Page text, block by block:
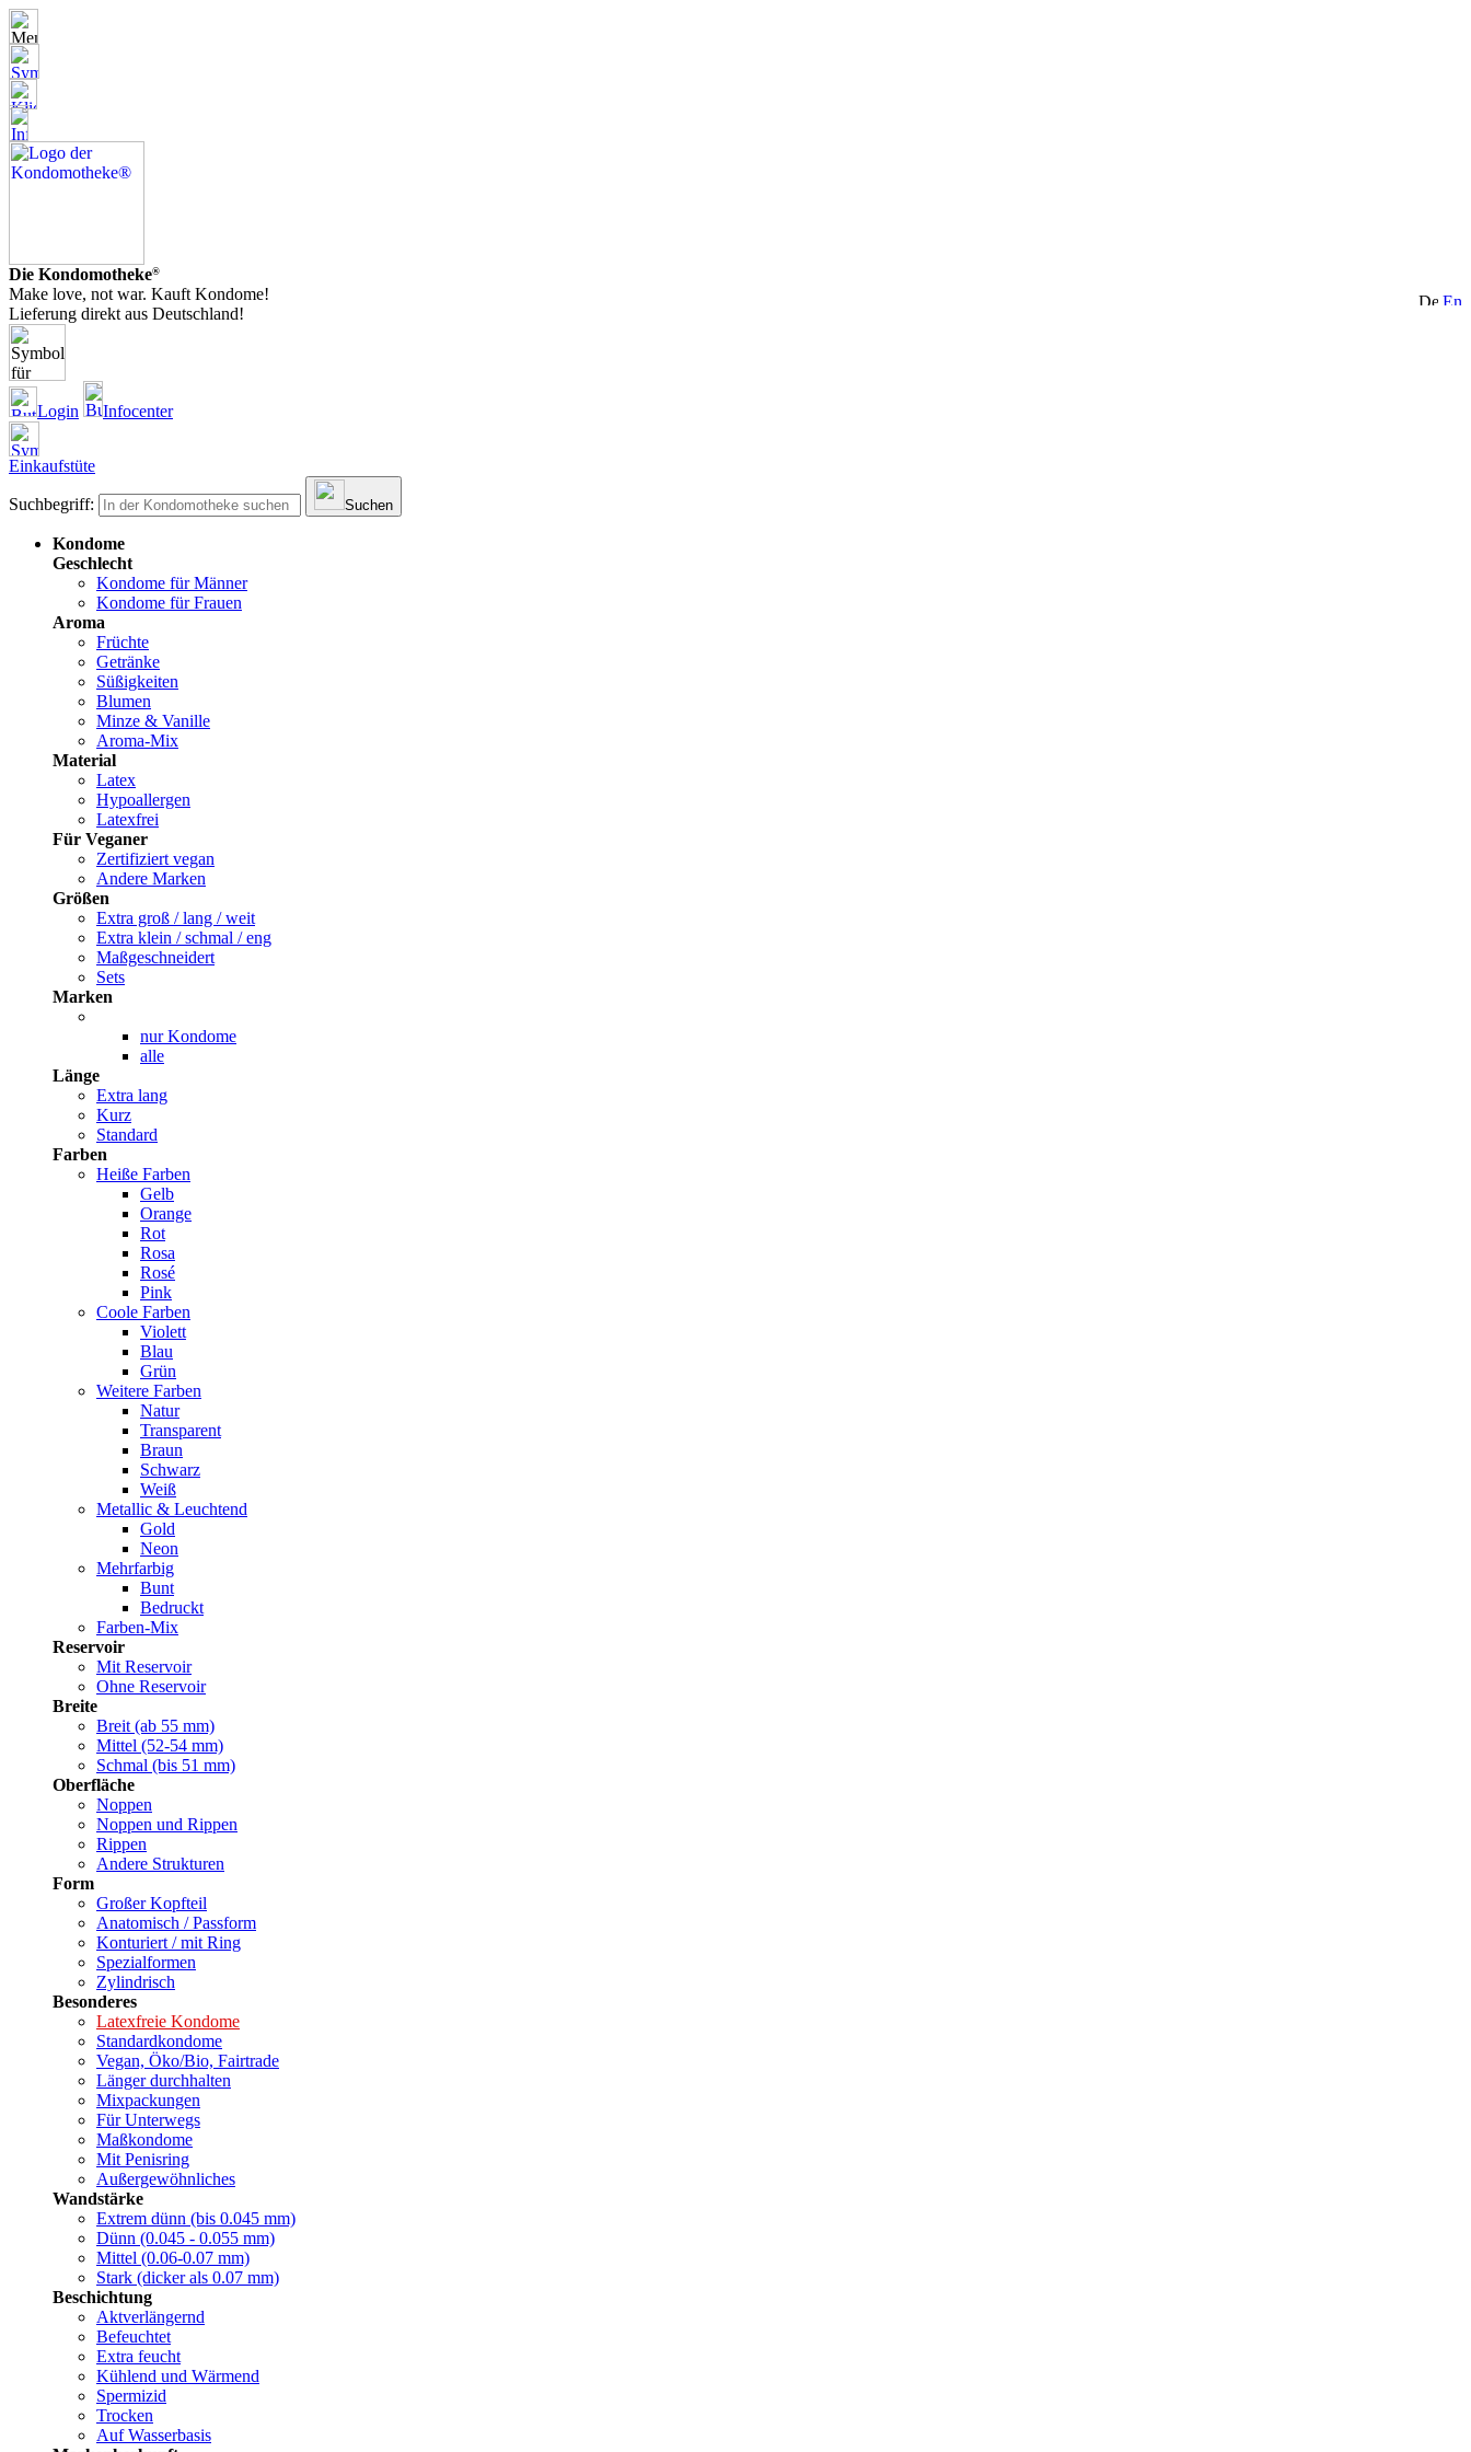
Die Kondomotheke®
Make love, not war. Kauft Kondome!
Lieferung direkt aus Deutschland!
Login Infocenter
Einkaufstüte
Suchbegriff: Suchen
Kondome
Geschlecht
Kondome für Männer
Kondome für Frauen
Aroma
Früchte
Getränke
Süßigkeiten
Blumen
Minze & Vanille
Aroma-Mix
Material
Latex
Hypoallergen
Latexfrei
Für Veganer
Zertifiziert vegan
Andere Marken
Größen
Extra groß / lang / weit
Extra klein / schmal / eng
Maßgeschneidert
Sets
Marken
nur Kondome
alle
Länge
Extra lang
Kurz
Standard
Farben
Heiße Farben
Gelb
Orange
Rot
Rosa
Rosé
Pink
Coole Farben
Violett
Blau
Grün
Weitere Farben
Natur
Transparent
Braun
Schwarz
Weiß
Metallic & Leuchtend
Gold
Neon
Mehrfarbig
Bunt
Bedruckt
Farben-Mix
Reservoir
Mit Reservoir
Ohne Reservoir
Breite
Breit (ab 55 mm)
Mittel (52-54 mm)
Schmal (bis 51 mm)
Oberfläche
Noppen
Noppen und Rippen
Rippen
Andere Strukturen
Form
Großer Kopfteil
Anatomisch / Passform
Konturiert / mit Ring
Spezialformen
Zylindrisch
Besonderes
Latexfreie Kondome
Standardkondome
Vegan, Öko/Bio, Fairtrade
Länger durchhalten
Mixpackungen
Für Unterwegs
Maßkondome
Mit Penisring
Außergewöhnliches
Wandstärke
Extrem dünn (bis 0.045 mm)
Dünn (0.045 - 0.055 mm)
Mittel (0.06-0.07 mm)
Stark (dicker als 0.07 mm)
Beschichtung
Aktverlängernd
Befeuchtet
Extra feucht
Kühlend und Wärmend
Spermizid
Trocken
Auf Wasserbasis